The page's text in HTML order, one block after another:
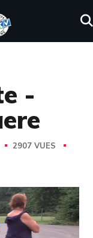
-
2907 VUES